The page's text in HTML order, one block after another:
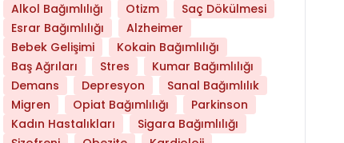
Hangi Yaşta Hangi Testi Yaptırmanız
Alkol Bağımlılığı
Otizm
Saç Dökülmesi
Esrar Bağımlılığı
Alzheimer
Bebek Gelişimi
Kokain Bağımlılığı
Baş Ağrıları
Stres
Kumar Bağımlılığı
Demans
Depresyon
Sanal Bağımlılık
Migren
Opiat Bağımlılığı
Parkinson
Kadın Hastalıkları
Sigara Bağımlılığı